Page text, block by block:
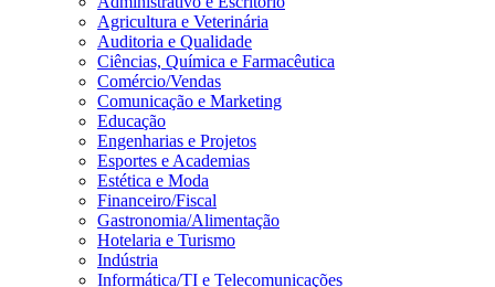
Agricultura e Veterinária
Auditoria e Qualidade
Ciências, Química e Farmacêutica
Comércio/Vendas
Comunicação e Marketing
Educação
Engenharias e Projetos
Esportes e Academias
Estética e Moda
Financeiro/Fiscal
Gastronomia/Alimentação
Hotelaria e Turismo
Indústria
Informática/TI e Telecomunicações